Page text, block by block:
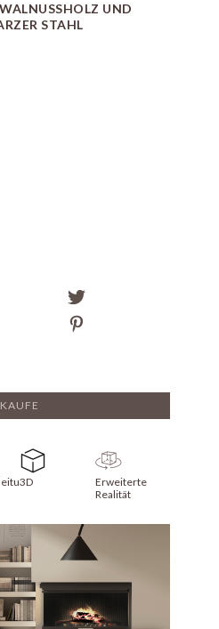
UND
STAHL
KAUFE
3D
Erweiterte
Realität